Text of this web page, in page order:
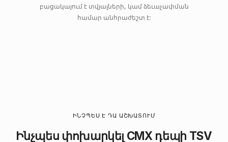
բացակայում է տվյալների, կամ ձեւաչափման
համար անհրաժեշտ է:
ԻՆՉՊԵՍ Է ԴԱ ԱՇԽԱՏՈՒՄ
Ինչպես փոխարկել CMX դեպի TSV